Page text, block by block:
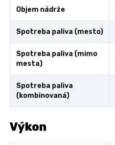
Objem nádrže
Spotreba paliva (mesto)
Spotreba paliva (mimo
mesta)
Spotreba paliva
(kombinovaná)
Výkon